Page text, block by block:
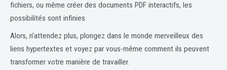
fichiers, ou même créer des documents PDF interactifs, les
possibilités sont infinies.
Alors, n’attendez plus, plongez dans le monde merveilleux des
liens hypertextes et voyez par vous-même comment ils peuvent
transformer votre manière de travailler.